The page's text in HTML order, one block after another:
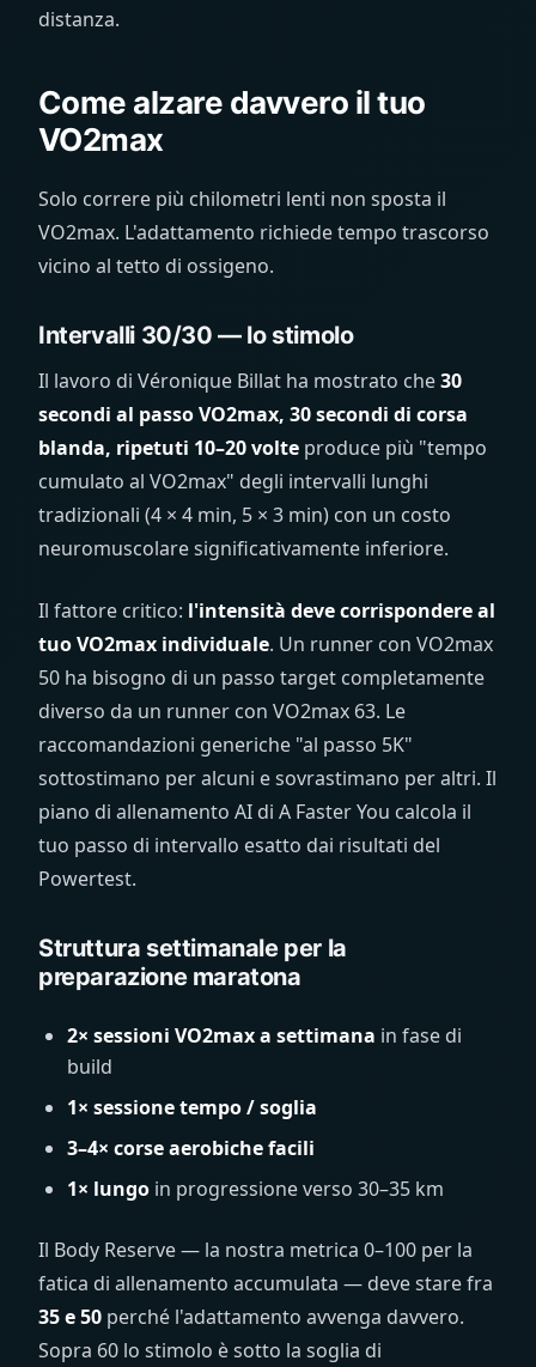
distanza.
Come alzare davvero il tuo
VO2max
Solo correre più chilometri lenti non sposta il
VO2max. L'adattamento richiede tempo trascorso
vicino al tetto di ossigeno.
Intervalli 30/30 — lo stimolo
Il lavoro di Véronique Billat ha mostrato che30
secondi al passo VO2max, 30 secondi di corsa
blanda, ripetuti 10–20 volte produce più "tempo
cumulato al VO2max" degli intervalli lunghi
tradizionali (4 × 4 min, 5 × 3 min) con un costo
neuromuscolare significativamente inferiore.
Il fattore critico: l'intensità deve corrispondere al
tuo VO2max individuale. Un runner con VO2max
50 ha bisogno di un passo target completamente
diverso da un runner con VO2max 63. Le
raccomandazioni generiche "al passo 5K"
sottostimano per alcuni e sovrastimano per altri. Il
piano di allenamento AI di A Faster You calcola il
tuo passo di intervallo esatto dai risultati del
Powertest.
Struttura settimanale per la
preparazione maratona
2× sessioni VO2max a settimana in fase di
build
1× sessione tempo / soglia
3–4× corse aerobiche facili
1× lungo in progressione verso 30–35 km
Il Body Reserve — la nostra metrica 0–100 per la
fatica di allenamento accumulata — deve stare fra
35 e 50 perché l'adattamento avvenga davvero.
Sopra 60 lo stimolo è sotto la soglia di